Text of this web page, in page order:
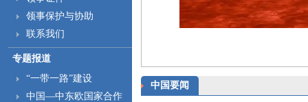
领事保护与协助
联系我们
专题报道
“一带一路”建设
中国—中东欧国家合作
中国要闻